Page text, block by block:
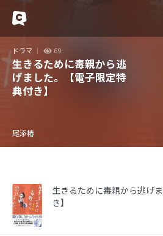
ドラマ 69
生きるために毒親から逃
げました。【電子限定特
典付き】
尾添椿
生きるために毒親から逃げ
き】